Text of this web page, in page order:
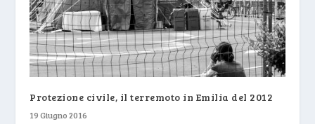
Protezione civile, il terremoto in Emilia del 2012
19 Giugno 2016